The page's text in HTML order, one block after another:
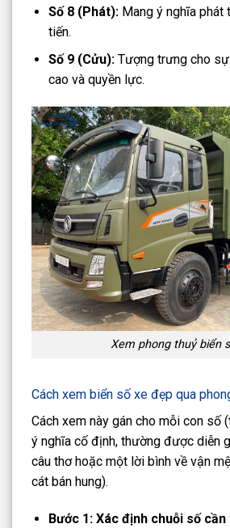
Số 8 (Phát):Mang ý nghĩa phát
tiến.
Số 9 (Cửu):Tượng trưng cho
cao và quyền lực.
Xem phong thuỷ biển
Cách xem biển số xe đẹp qua
Cách xem này gán cho mỗi con số
ý nghĩa cố định, thường được diễn
câu thơ hoặc một lời bình về vận
cát bán hung).
Bước 1: Xác định chuỗi số cần